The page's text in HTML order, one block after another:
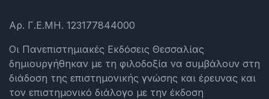
Αρ. Γ.Ε.ΜΗ. 123177844000
Οι Πανεπιστημιακές Εκδόσεις Θεσσαλίας
δημιουργήθηκαν με τη φιλοδοξία να συμβάλουν στη
διάδοση της επιστημονικής γνώσης και έρευνας και
τον επιστημονικό διάλογο με την έκδοση